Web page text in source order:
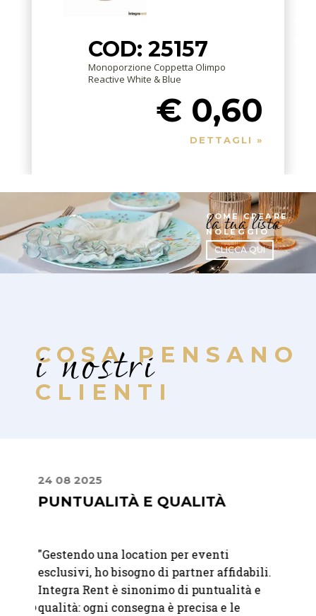
COD: 25157
Monoporzione Coppetta Olimpo
Reactive White & Blue
€ 0,60
DETTAGLI »
COME CREARE
la tua lista
NOLEGGIO
CLICCA QUI
COSA PENSANO
i nostri
CLIENTI
24 08 2025
PUNTUALITÀ E QUALITÀ
"Gestendo una location per eventi
esclusivi, ho bisogno di partner affidabili.
Integra Rent è sinonimo di puntualità e
qualità: ogni consegna è precisa e le